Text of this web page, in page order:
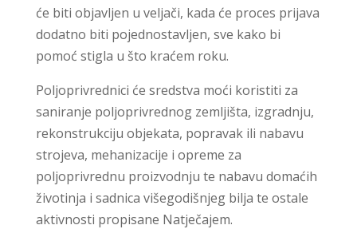
će biti objavljen u veljači, kada će proces prijava
dodatno biti pojednostavljen, sve kako bi
pomoć stigla u što kraćem roku.
Poljoprivrednici će sredstva moći koristiti za
saniranje poljoprivrednog zemljišta, izgradnju,
rekonstrukciju objekata, popravak ili nabavu
strojeva, mehanizacije i opreme za
poljoprivrednu proizvodnju te nabavu domaćih
životinja i sadnica višegodišnjeg bilja te ostale
aktivnosti propisane Natječajem.